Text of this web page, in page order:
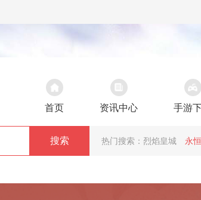
首页 资讯中心 手游
搜索 热门搜索： 烈焰皇城 永